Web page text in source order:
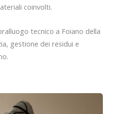
coinvolti.
tecnico a Foiano della
gestione dei residui e